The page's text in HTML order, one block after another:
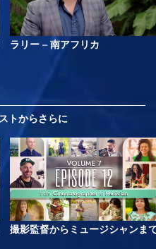
ラリー – 南アフリカ
トからさらに
撮影監督からミュージシャンま